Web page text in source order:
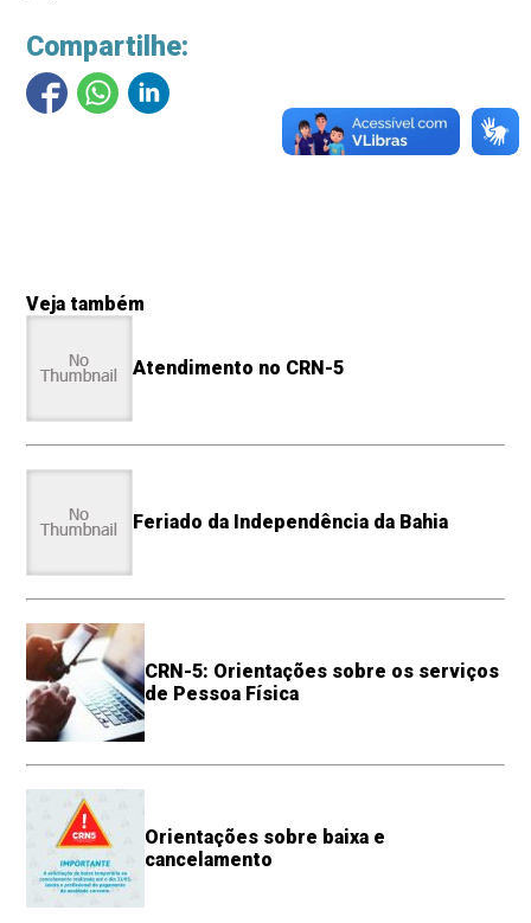
Compartilhe:
Veja também
Atendimento no CRN-5
Feriado da Independência da Bahia
CRN-5: Orientações sobre os serviços
de Pessoa Física
Orientações sobre baixa e
cancelamento